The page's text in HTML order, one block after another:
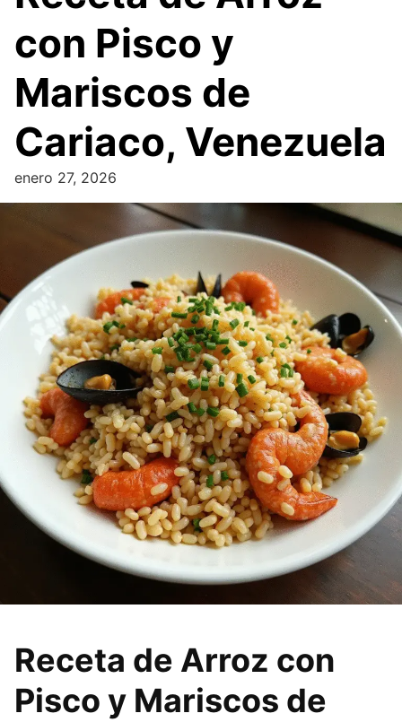
con Pisco y
Mariscos de
Cariaco, Venezuela
enero 27, 2026
Receta de Arroz con
Pisco y Mariscos de